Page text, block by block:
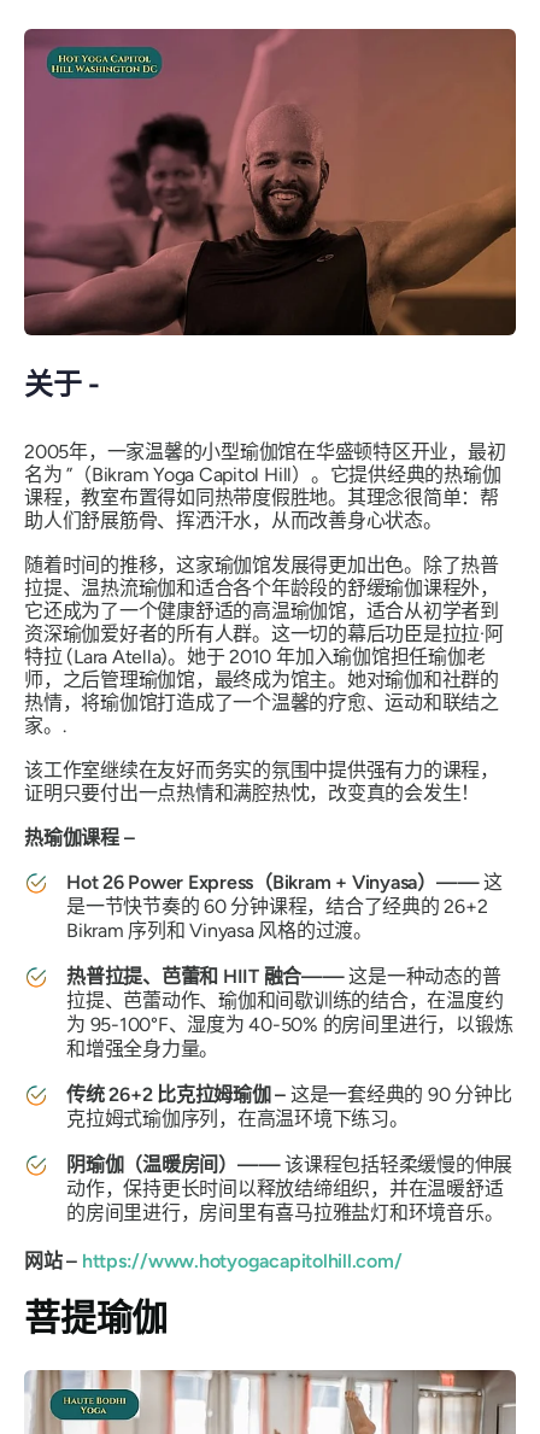
关于 -
2005年，一家温馨的小型瑜伽馆在华盛顿特区开业，最初
名为”（Bikram Yoga Capitol Hill） 。它提供经典的热瑜伽
课程，教室布置得如同热带度假胜地。其理念很简单：帮
助人们舒展筋骨、挥洒汗水，从而改善身心状态。
随着时间的推移，这家瑜伽馆发展得更加出色。除了热普
拉提、温热流瑜伽和适合各个年龄段的舒缓瑜伽课程外，
它还成为了一个健康舒适的高温瑜伽馆，适合从初学者到
资深瑜伽爱好者的所有人群。这一切的幕后功臣是拉拉·阿
特拉 (Lara Atella)。她于 2010 年加入瑜伽馆担任瑜伽老
师，之后管理瑜伽馆，最终成为馆主。她对瑜伽和社群的
热情，将瑜伽馆打造成了一个温馨的疗愈、运动和联结之
家。.
该工作室继续在友好而务实的氛围中提供强有力的课程，
证明只要付出一点热情和满腔热忱，改变真的会发生！
热瑜伽课程 –
Hot 26 Power Express（Bikram + Vinyasa）——这
是一节快节奏的 60 分钟课程，结合了经典的 26+2
Bikram 序列和 Vinyasa 风格的过渡。
热普拉提、芭蕾和 HIIT 融合——这是一种动态的普
拉提、芭蕾动作、瑜伽和间歇训练的结合，在温度约
为 95-100°F、湿度为 40-50% 的房间里进行，以锻炼
和增强全身力量。
传统 26+2 比克拉姆瑜伽 – 这是一套经典的 90 分钟比
克拉姆式瑜伽序列，在高温环境下练习。
阴瑜伽（温暖房间）——该课程包括轻柔缓慢的伸展
动作，保持更长时间以释放结缔组织，并在温暖舒适
的房间里进行，房间里有喜马拉雅盐灯和环境音乐。
网站 – https://www.hotyogacapitolhill.com/
菩提瑜伽